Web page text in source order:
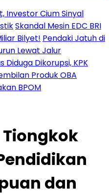
Investor Cium Sinyal
Skandal Mesin EDC BRI
Bilyet! Pendaki Jatuh di
Lewat Jalur
Diduga Dikorupsi, KPK
Produk OBA
BPOM
Tiongkok
dan